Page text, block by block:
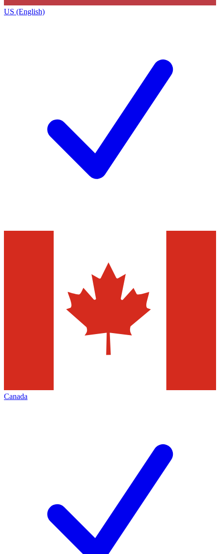
US (English)
Canada